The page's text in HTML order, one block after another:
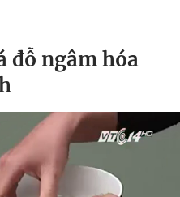
đỗ ngâm hóa